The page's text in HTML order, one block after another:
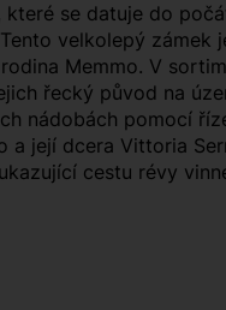
se datuje do
velkolepý
Memmo. V
řecký původ na
nádobách pomocí
a její dcera Vittoria
cestu révy